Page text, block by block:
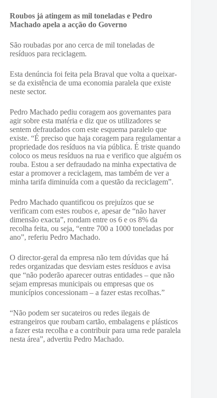
Roubos já atingem as mil toneladas e Pedro
Machado apela a acção do Governo
São roubadas por ano cerca de mil toneladas de
resíduos para reciclagem.
Esta denúncia foi feita pela Braval que volta a queixar-
se da existência de uma economia paralela que existe
neste sector.
Pedro Machado pediu coragem aos governantes para
agir sobre esta matéria e diz que os utilizadores se
sentem defraudados com este esquema paralelo que
existe. “É preciso que haja coragem para regulamentar a
propriedade dos resíduos na via pública. É triste quando
coloco os meus resíduos na rua e verifico que alguém os
rouba. Estou a ser defraudado na minha expectativa de
estar a promover a reciclagem, mas também de ver a
minha tarifa diminuída com a questão da reciclagem”.
Pedro Machado quantificou os prejuízos que se
verificam com estes roubos e, apesar de “não haver
dimensão exacta”, rondam entre os 6 e os 8% da
recolha feita, ou seja, “entre 700 a 1000 toneladas por
ano”, referiu Pedro Machado.
O director-geral da empresa não tem dúvidas que há
redes organizadas que desviam estes resíduos e avisa
que “não poderão aparecer outras entidades – que não
sejam empresas municipais ou empresas que os
municípios concessionam – a fazer estas recolhas.”
“Não podem ser sucateiros ou redes ilegais de
estrangeiros que roubam cartão, embalagens e plásticos
a fazer esta recolha e a contribuir para uma rede paralela
nesta área”, advertiu Pedro Machado.